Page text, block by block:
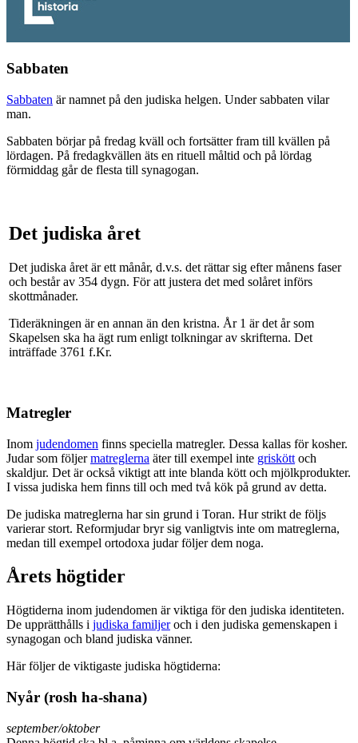
Sabbaten
Sabbaten är namnet på den judiska helgen. Under sabbaten vilar
man.
Sabbaten börjar på fredag kväll och fortsätter fram till kvällen på
lördagen. På fredagkvällen äts en rituell måltid och på lördag
förmiddag går de flesta till synagogan.
Det judiska året
Det judiska året är ett månår, d.v.s. det rättar sig efter månens faser
och består av 354 dygn. För att justera det med solåret införs
skottmånader.
Tideräkningen är en annan än den kristna. År 1 är det år som
Skapelsen ska ha ägt rum enligt tolkningar av skrifterna. Det
inträffade 3761 f.Kr.
Matregler
Inom judendomen finns speciella matregler. Dessa kallas för kosher.
Judar som följermatreglerna äter till exempel inte griskött och
skaldjur. Det är också viktigt att inte blanda kött och mjölkprodukter.
I vissa judiska hem finns till och med två kök på grund av detta.
De judiska matreglerna har sin grund i Toran. Hur strikt de följs
varierar stort. Reformjudar bryr sig vanligtvis inte om matreglerna,
medan till exempel ortodoxa judar följer dem noga.
Årets högtider
Högtiderna inom judendomen är viktiga för den judiska identiteten.
De upprätthålls i judiska familjeroch i den judiska gemenskapen i
synagogan och bland judiska vänner.
Här följer de viktigaste judiska högtiderna:
Nyår (rosh ha-shana)
september/oktober